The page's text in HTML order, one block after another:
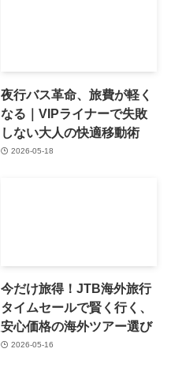
夜行バス革命、旅費が軽く
なる｜VIPライナーで失敗
しない大人の快適移動術
2026-05-18
今だけ旅得！JTB海外旅行
タイムセールで賢く行く、
安心価格の海外ツアー選び
2026-05-16